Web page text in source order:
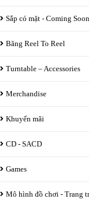
Sắp có mặt - Coming Soon
Băng Reel To Reel
Turntable – Accessories
Merchandise
Khuyến mãi
CD - SACD
Games
Mô hình đồ chơi - Trang